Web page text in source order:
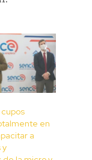
en
a
y